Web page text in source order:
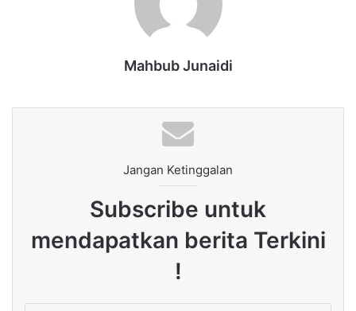
Mahbub Junaidi
Jangan Ketinggalan
Subscribe untuk
mendapatkan berita Terkini
!